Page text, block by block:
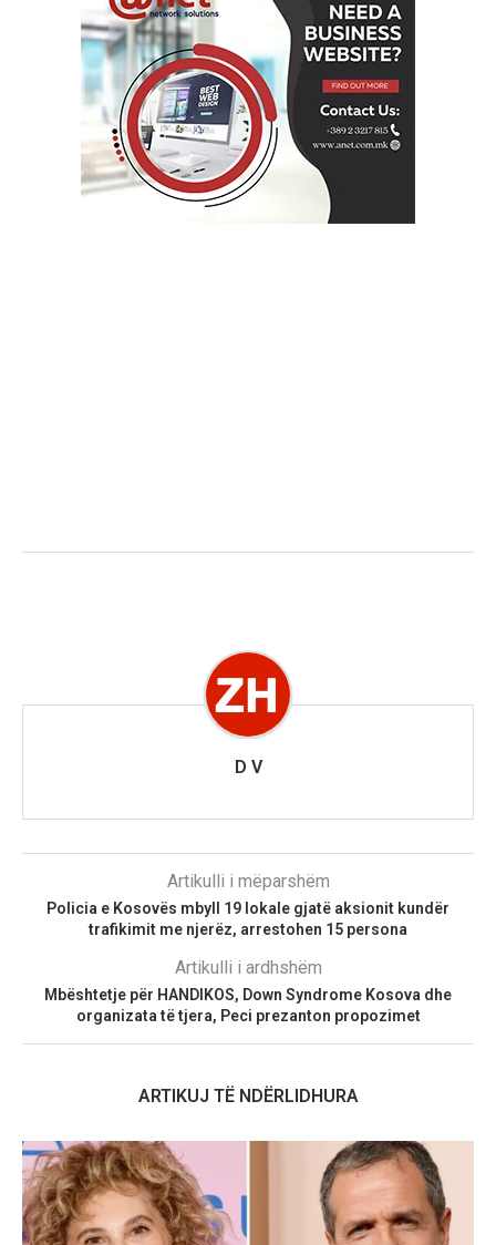
D V
Artikulli i mëparshëm
Policia e Kosovës mbyll 19 lokale gjatë aksionit kundër
trafikimit me njerëz, arrestohen 15 persona
Artikulli i ardhshëm
Mbështetje për HANDIKOS, Down Syndrome Kosova dhe
organizata të tjera, Peci prezanton propozimet
ARTIKUJ TË NDËRLIDHURA